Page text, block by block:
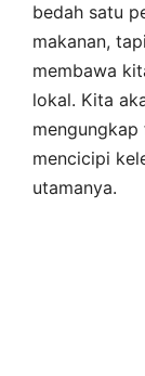
bedah satu
makanan,
membawa
lokal. Kita
mencicipi
utamanya.